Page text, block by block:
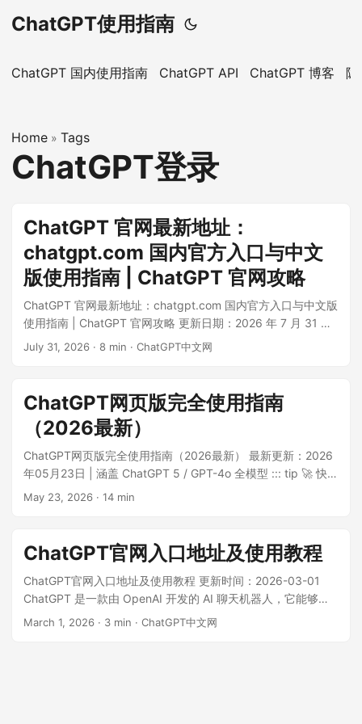
ChatGPT使用指南
ChatGPT 国内使用指南 ChatGPT API ChatGPT 博客
Home » Tags
ChatGPT登录
ChatGPT 官网最新地址：
chatgpt.com 国内官方入口与中文
版使用指南 | ChatGPT 官网攻略
ChatGPT 官网最新地址：chatgpt.com 国内官方入口与中文版
使用指南 | ChatGPT 官网攻略 更新日期：2026 年 7 月 31 日
ChatGPT 官网最新地址是 https://chatgpt.com，由 OpenAI
方站，“ChatGPT 中文版”一般指官网的中文界面，或第三方提
供的中文 AI 服务，并不代表 OpenAI 在中国大陆设立了官方入
口。 ...
July 31, 2026 · 8 min · ChatGPT中文网
ChatGPT网页版完全使用指南
（2026最新）
ChatGPT网页版完全使用指南（2026最新） 最新更新：2026
年05月23日 | 涵盖 ChatGPT 5 / GPT-4o 全模型 ::: tip 🚀 快速
通道 国内用户无需翻墙，直连体验 ChatGPT 网页版： 中文版
你不想安装任何软件，又想立刻使用 ChatGPT 最强大的 AI 能
力，那么 ChatGPT 网页版 是最简单直接的入口。只需一个浏
览器，无论你用的是 Windows、macOS 还是 Linux，甚至是
平板设备，都能随时随地与 AI 对话。本文将提供一份
ChatGPT 网页版完整使用指南，从访问地址、账号注册、功能
操作到高阶用法，逐一详解，帮助你在 5 分钟内从零上手
May 23, 2026 · 14 min
ChatGPT官网入口地址及使用教程
ChatGPT官网入口地址及使用教程 更新时间：2026-03-01
ChatGPT 是一款由 OpenAI 开发的 AI 聊天机器人，它能够根
据上下文和过去的对话生成类似人类的文本。无论您是想进行
March 1, 2026 · 3 min · ChatGPT中文网